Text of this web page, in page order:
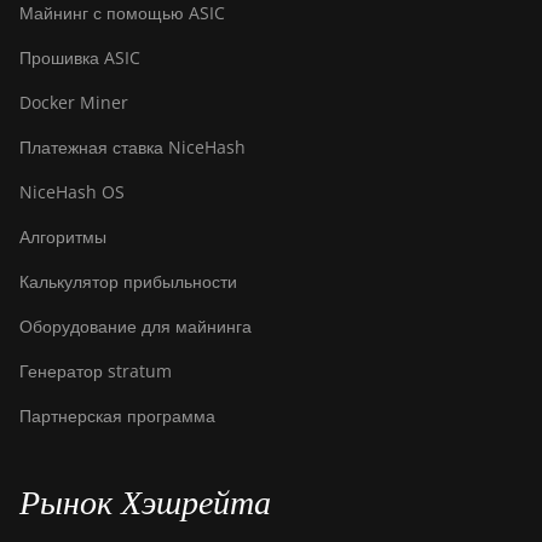
S9 SE
BITMAIN AntMiner
S9j
BITMAIN AntMiner
T15
BITMAIN AntMiner
T17
T17e
Майнинг с помощью ASIC
Прошивка ASIC
Docker Miner
Платежная ставка NiceHash
NiceHash OS
Алгоритмы
Калькулятор прибыльности
Оборудование для майнинга
Генератор stratum
Партнерская программа
Рынок Хэшрейта